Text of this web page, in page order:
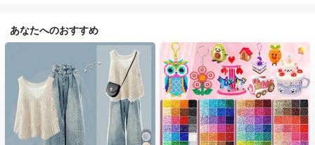
あなたへのおすすめ